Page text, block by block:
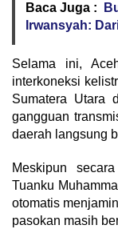
Baca Juga :
Irwansyah:
Selama ini,
interkoneksi
Sumatera Utara
gangguan
daerah langsung
Meskipun
Tuanku
otomatis
pasokan masih